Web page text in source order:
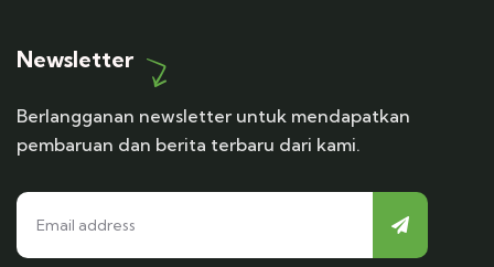
Newsletter
Berlangganan newsletter untuk mendapatkan
pembaruan dan berita terbaru dari kami.